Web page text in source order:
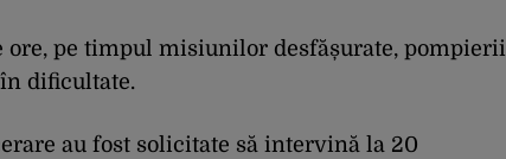
ore, pe timpul misiunilor desfășurate, pompierii
în dificultate.
au fost solicitate să intervină la 20